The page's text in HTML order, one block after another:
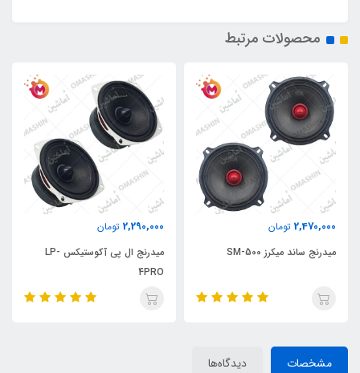
محصولات مرتبط
2,470,000 تومان
میدرنج ساند میکرز SM-500
2,290,000 تومان
میدرنج ال پی آکوستیکس LP-
4PRO
مشخصات دیدگاه‌ها